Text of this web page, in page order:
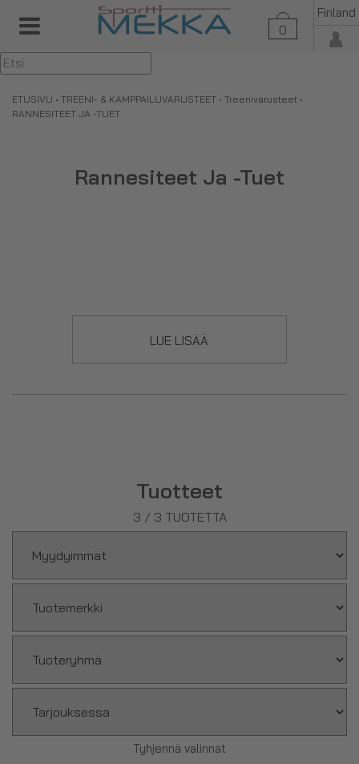
0
Finland
▼
ETUSIVU • TREENI- & KAMPPAILUVARUSTEET • Treenivarusteet •
RANNESITEET JA -TUET
Rannesiteet Ja -tuet
LUE LISÄÄ
Tuotteet
3 / 3 TUOTETTA
Tyhjennä valinnat